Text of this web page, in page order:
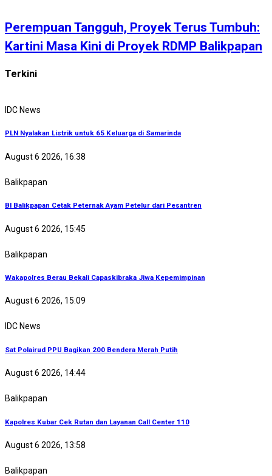
Perempuan Tangguh, Proyek Terus Tumbuh:
Kartini Masa Kini di Proyek RDMP Balikpapan
Terkini
IDC News
PLN Nyalakan Listrik untuk 65 Keluarga di Samarinda
August 6 2026, 16:38
Balikpapan
BI Balikpapan Cetak Peternak Ayam Petelur dari Pesantren
August 6 2026, 15:45
Balikpapan
Wakapolres Berau Bekali Capaskibraka Jiwa Kepemimpinan
August 6 2026, 15:09
IDC News
Sat Polairud PPU Bagikan 200 Bendera Merah Putih
August 6 2026, 14:44
Balikpapan
Kapolres Kubar Cek Rutan dan Layanan Call Center 110
August 6 2026, 13:58
Balikpapan